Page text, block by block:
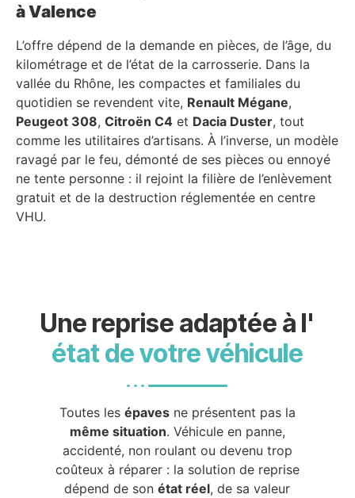
à Valence
L’offre dépend de la demande en pièces, de l’âge, du
kilométrage et de l’état de la carrosserie. Dans la
vallée du Rhône, les compactes et familiales du
quotidien se revendent vite, Renault Mégane,
Peugeot 308, Citroën C4 et Dacia Duster, tout
comme les utilitaires d’artisans. À l’inverse, un modèle
ravagé par le feu, démonté de ses pièces ou ennoyé
ne tente personne : il rejoint la filière de l’enlèvement
gratuit et de la destruction réglementée en centre
VHU.
Une reprise adaptée à l'
état de votre véhicule
Toutes les épavesne présentent pas la
même situation. Véhicule en panne,
accidenté, non roulant ou devenu trop
coûteux à réparer : la solution de reprise
dépend de sonétat réel, de sa valeur